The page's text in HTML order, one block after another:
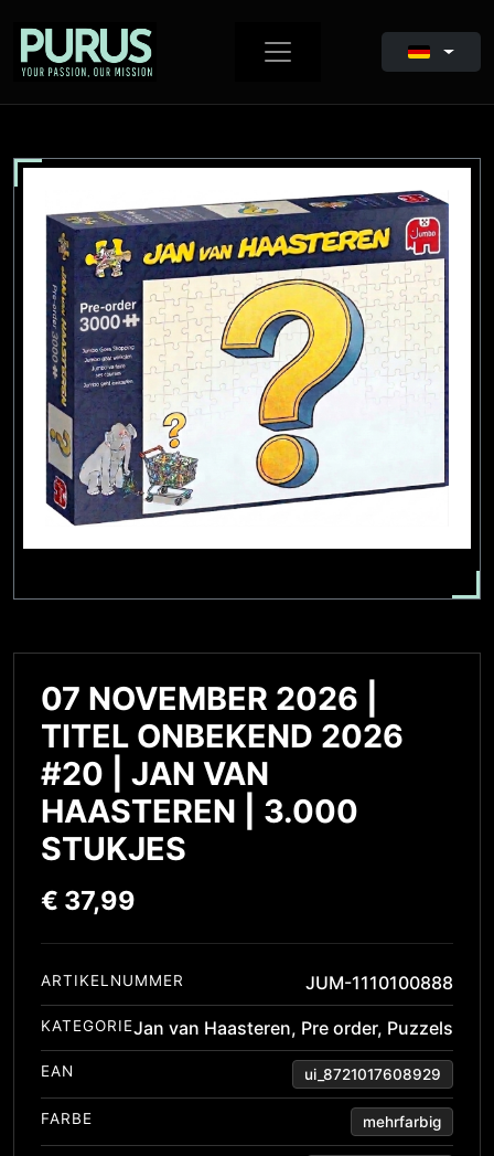
07 NOVEMBER 2026 |
TITEL ONBEKEND 2026
#20 | JAN VAN
HAASTEREN | 3.000
STUKJES
€ 37,99
ARTIKELNUMMER JUM-1110100888
KATEGORIEJan van Haasteren, Pre order, Puzzels
EAN ui_8721017608929
FARBE mehrfarbig